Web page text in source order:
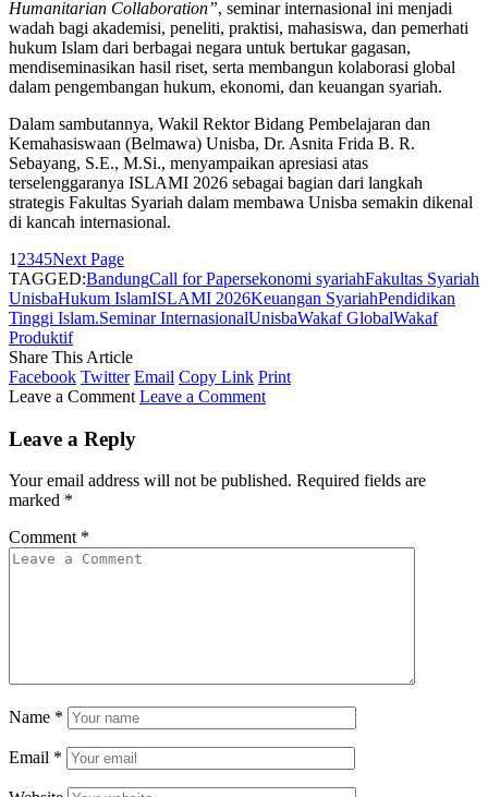
Humanitarian Collaboration”, seminar internasional ini menjadi
wadah bagi akademisi, peneliti, praktisi, mahasiswa, dan pemerhati
hukum Islam dari berbagai negara untuk bertukar gagasan,
mendiseminasikan hasil riset, serta membangun kolaborasi global
dalam pengembangan hukum, ekonomi, dan keuangan syariah.
Dalam sambutannya, Wakil Rektor Bidang Pembelajaran dan
Kemahasiswaan (Belmawa) Unisba, Dr. Asnita Frida B. R.
Sebayang, S.E., M.Si., menyampaikan apresiasi atas
terselenggaranya ISLAMI 2026 sebagai bagian dari langkah
strategis Fakultas Syariah dalam membawa Unisba semakin dikenal
di kancah internasional.
1 2345Next Page
TAGGED:BandungCall for Papersekonomi syariahFakultas Syariah
UnisbaHukum IslamISLAMI 2026Keuangan SyariahPendidikan
Tinggi Islam.Seminar InternasionalUnisbaWakaf GlobalWakaf
Produktif
Share This Article
Facebook Twitter Email Copy Link Print
Leave a Comment Leave a Comment
Leave a Reply
Your email address will not be published. Required fields are
marked *
Comment *
Name *
Email *